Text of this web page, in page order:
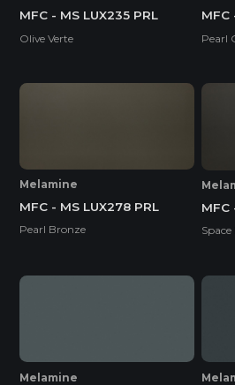
MFC - MS LUX235 PRL
Olive Verte
MFC
Pearl
Melamine
MFC - MS LUX278 PRL
Pearl Bronze
MFC
Melamine